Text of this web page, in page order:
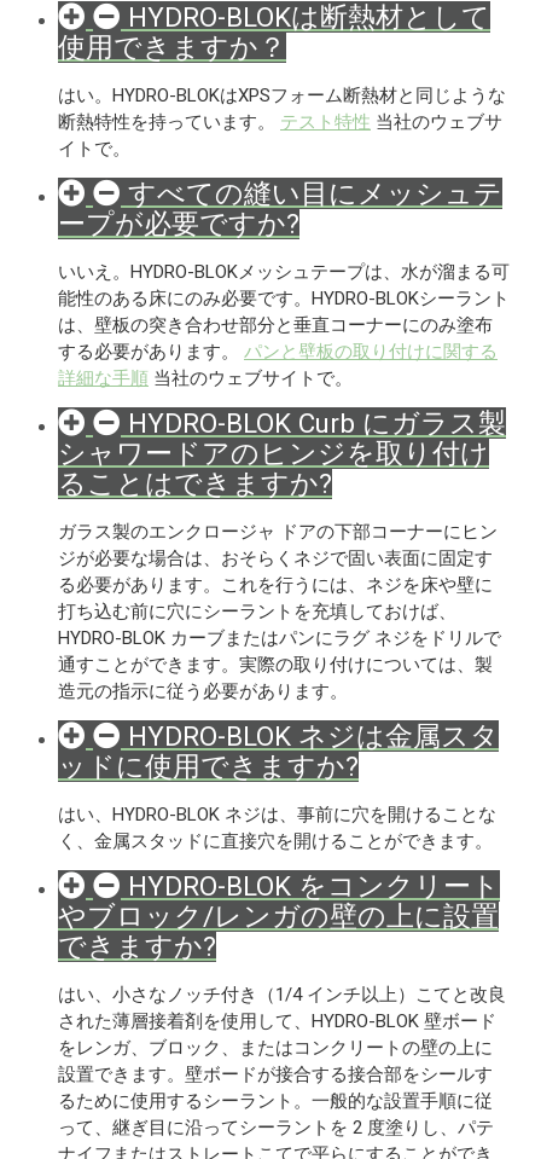
HYDRO-BLOKは断熱材として
使用できますか？
はい。HYDRO-BLOKはXPSフォーム断熱材と同じような
断熱特性を持っています。 テスト特性 当社のウェブサ
イトで。
すべての縫い目にメッシュテ
ープが必要ですか?
いいえ。HYDRO-BLOKメッシュテープは、水が溜まる可
能性のある床にのみ必要です。HYDRO-BLOKシーラント
は、壁板の突き合わせ部分と垂直コーナーにのみ塗布
する必要があります。 パンと壁板の取り付けに関する
詳細な手順 当社のウェブサイトで。
HYDRO-BLOK Curb にガラス製
シャワードアのヒンジを取り付け
ることはできますか?
ガラス製のエンクロージャ ドアの下部コーナーにヒン
ジが必要な場合は、おそらくネジで固い表面に固定す
る必要があります。これを行うには、ネジを床や壁に
打ち込む前に穴にシーラントを充填しておけば、
HYDRO-BLOK カーブまたはパンにラグ ネジをドリルで
通すことができます。実際の取り付けについては、製
造元の指示に従う必要があります。
HYDRO-BLOK ネジは金属スタ
ッドに使用できますか?
はい、HYDRO-BLOK ネジは、事前に穴を開けることな
く、金属スタッドに直接穴を開けることができます。
HYDRO-BLOK をコンクリート
やブロック/レンガの壁の上に設置
できますか?
はい、小さなノッチ付き（1/4 インチ以上）こてと改良
された薄層接着剤を使用して、HYDRO-BLOK 壁ボード
をレンガ、ブロック、またはコンクリートの壁の上に
設置できます。壁ボードが接合する接合部をシールす
るために使用するシーラント。一般的な設置手順に従
って、継ぎ目に沿ってシーラントを 2 度塗りし、パテ
ナイフまたはストレートこてで平らにすることができ